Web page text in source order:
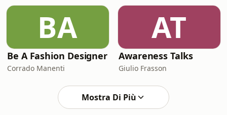
BA
Be A Fashion Designer
Corrado Manenti
AT
Awareness Talks
Giulio Frasson
Mostra Di Più